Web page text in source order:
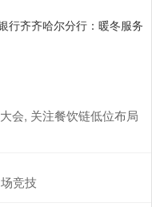
行齐齐哈尔分行：暖冬服务
会, 关注餐饮链低位布局
竞技